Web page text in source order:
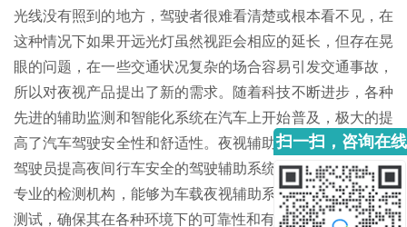
光线没有照到的地方，驾驶者很难看清楚或根本看不见，在
这种情况下如果开远光灯虽然视距会相应的延长，但存在晃
眼的问题，在一些交通状况复杂的场合容易引发交通事故，
所以对夜视产品提出了新的需求。随着科技不断进步，各种
先进的辅助监测和智能化系统在汽车上开始普及，极大的提
高了汽车驾驶安全性和舒适性。夜视辅助系统就是一种帮助
驾驶员提高夜间行车安全的驾驶辅助系统。金鉴实验室作为
专业的检测机构，能够为车载夜视辅助系统提供专业的性能
测试，确保其在各种环境下的可靠性和有效性。
扫一扫，咨询在线
客服